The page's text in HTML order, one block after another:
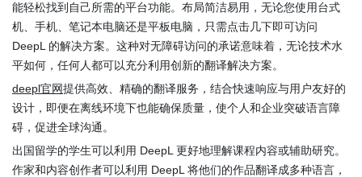
能轻松找到自己所需的平台功能。布局简洁易用，无论您使用台式
机、手机、笔记本电脑还是平板电脑，只需点击几下即可访问
DeepL 的解决方案。这种对无障碍访问的承诺意味着，无论技术水
平如何，任何人都可以充分利用创新的翻译解决方案。
deepl官网提供高效、精确的翻译服务，结合快速响应与用户友好的
设计，即便在离线环境下也能确保质量，使个人和企业突破语言障
碍，促进全球沟通。
出国留学的学生可以利用 DeepL 更好地理解课程内容或辅助研究。
作家和内容创作者可以利用 DeepL 将他们的作品翻译成多种语言，